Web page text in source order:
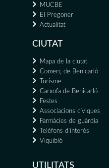
MUCBE
El Pregoner
Actualitat
CIUTAT
Mapa de la ciutat
Comerç de Benicarló
Turisme
Carxofa de Benicarló
Festes
Associacions cíviques
Farmàcies de guàrdia
Telèfons d'interés
Viquibló
UTILITATS